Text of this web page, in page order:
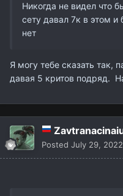
Никогда не видел что
сету давал 7к в этом
нет
Я могу тебе сказать так,
давая 5 критов подряд.
Posted July 29, 2022